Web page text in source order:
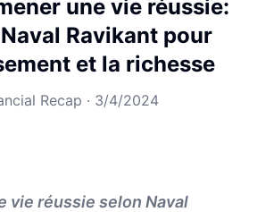
une vie réussie:
Ravikant pour
et la richesse
Recap · 3/4/2024
vie réussie selon Naval